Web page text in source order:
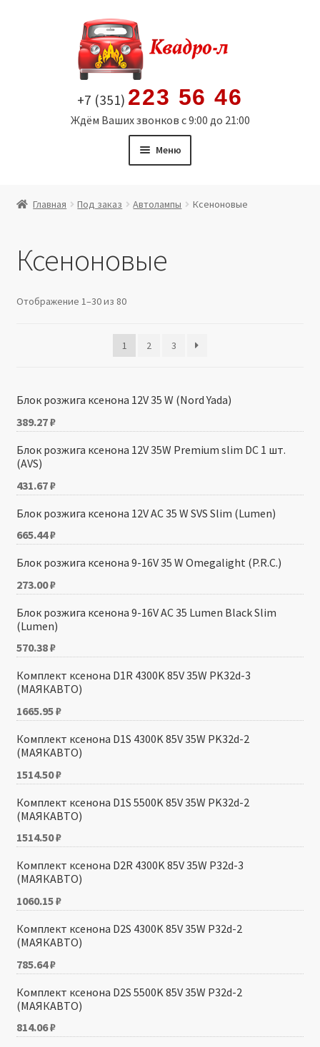
содержимому
+7 (351) 223 56 46
Ждём Ваших звонков с 9:00 до 21:00
Меню
Мой аккаунт
Политика в отношении обработки персональных
Главная Под заказ Автолампы Ксеноновые
Ксеноновые
Отображение 1–30 из 80
1 2 3
Блок розжига ксенона 12V 35 W (Nord Yada)
389.27₽
Блок розжига ксенона 12V 35W Premium slim DC 1 шт.
(AVS)
431.67₽
Блок розжига ксенона 12V AC 35 W SVS Slim (Lumen)
665.44₽
Блок розжига ксенона 9-16V 35 W Omegalight (P.R.C.)
273.00₽
Блок розжига ксенона 9-16V AC 35 Lumen Black Slim
(Lumen)
570.38₽
Комплект ксенона D1R 4300K 85V 35W PK32d-3
(МАЯКАВТО)
1665.95₽
Комплект ксенона D1S 4300K 85V 35W PK32d-2
(МАЯКАВТО)
1514.50₽
Комплект ксенона D1S 5500K 85V 35W PK32d-2
(МАЯКАВТО)
1514.50₽
Комплект ксенона D2R 4300K 85V 35W P32d-3
(МАЯКАВТО)
1060.15₽
Комплект ксенона D2S 4300K 85V 35W P32d-2
(МАЯКАВТО)
785.64₽
Комплект ксенона D2S 5500K 85V 35W P32d-2
(МАЯКАВТО)
814.06₽